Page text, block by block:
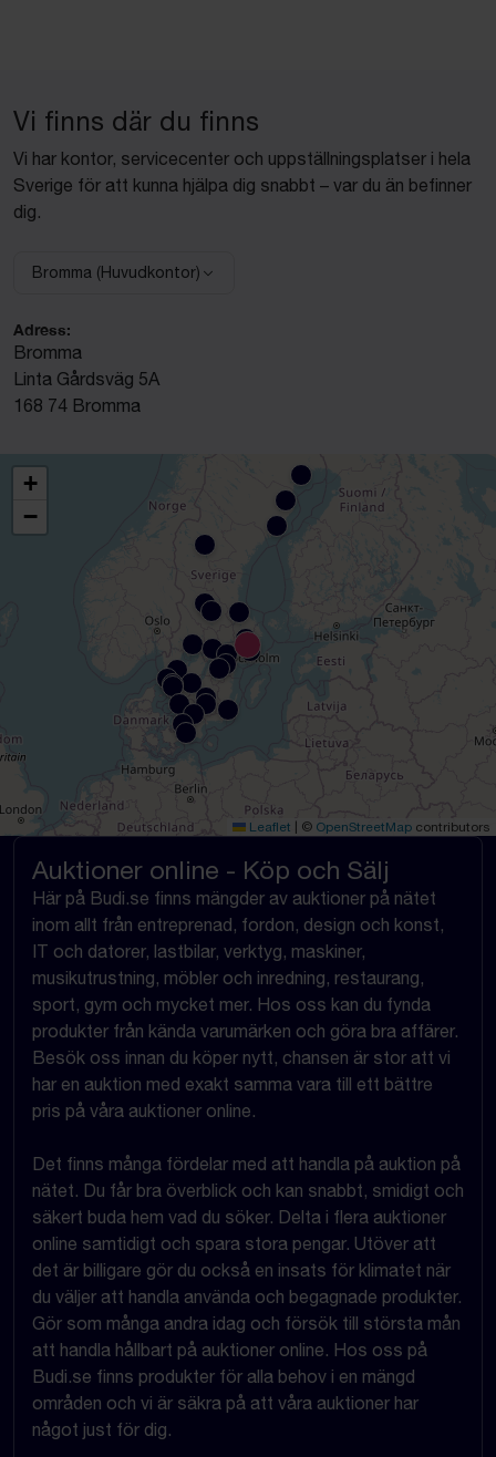
Vi finns där du finns
Vi har kontor, servicecenter och uppställningsplatser i hela
Sverige för att kunna hjälpa dig snabbt – var du än befinner
dig.
Välj anläggning:
Bromma (Huvudkontor)
Adress:
Bromma
Linta Gårdsväg 5A
168 74 Bromma
+
−
Leaflet © OpenStreetMap contributors
Auktioner online - Köp och Sälj
Här på Budi.se finns mängder av auktioner på nätet
inom allt från entreprenad, fordon, design och konst,
IT och datorer, lastbilar, verktyg, maskiner,
musikutrustning, möbler och inredning, restaurang,
sport, gym och mycket mer. Hos oss kan du fynda
produkter från kända varumärken och göra bra affärer.
Besök oss innan du köper nytt, chansen är stor att vi
har en auktion med exakt samma vara till ett bättre
pris på våra auktioner online.
Det finns många fördelar med att handla på auktion på
nätet. Du får bra överblick och kan snabbt, smidigt och
säkert buda hem vad du söker. Delta i flera auktioner
online samtidigt och spara stora pengar. Utöver att
det är billigare gör du också en insats för klimatet när
du väljer att handla använda och begagnade produkter.
Gör som många andra idag och försök till största mån
att handla hållbart på auktioner online. Hos oss på
Budi.se finns produkter för alla behov i en mängd
områden och vi är säkra på att våra auktioner har
något just för dig.